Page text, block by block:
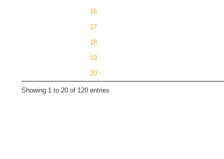
16
17
18
19
20
Showing 1 to 20 of 120 entries